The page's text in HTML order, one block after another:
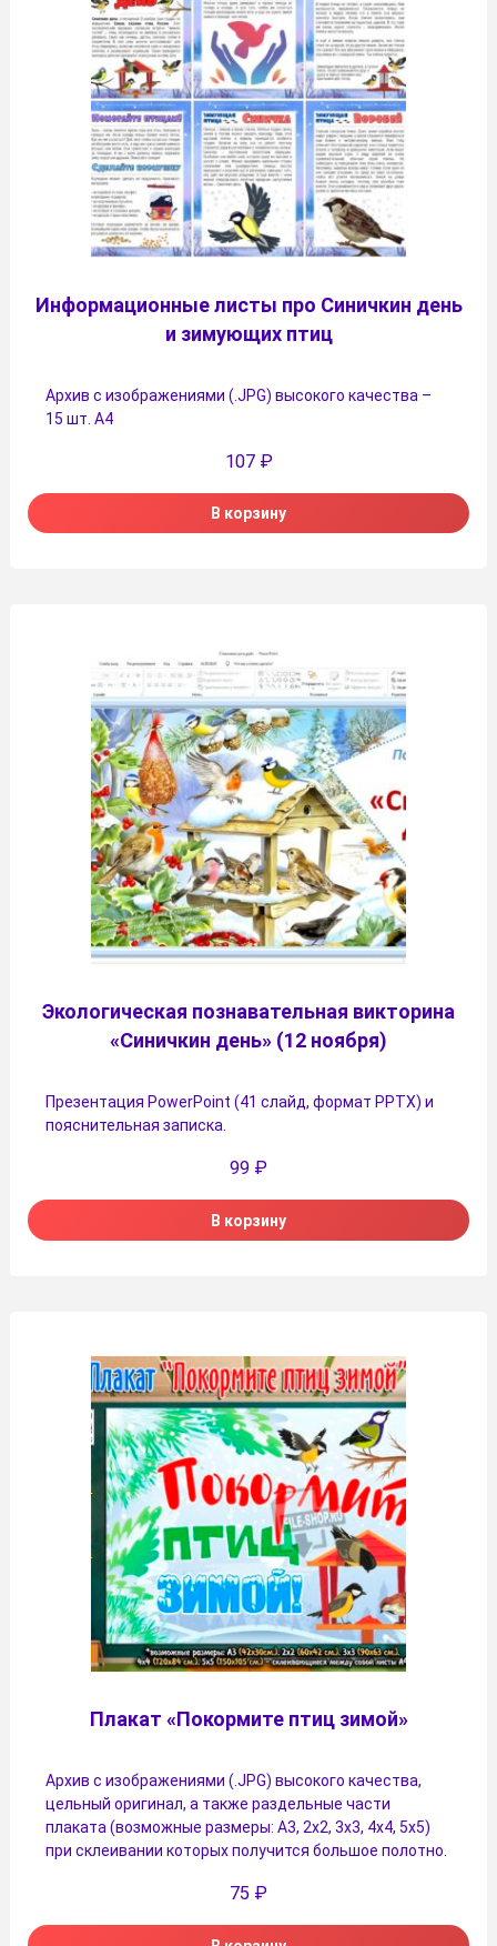
Информационные листы про Синичкин день
и зимующих птиц
Архив с изображениями (.JPG) высокого качества –
15 шт. А4
107 ₽
В корзину
Экологическая познавательная викторина
«Синичкин день» (12 ноября)
Презентация PowerPoint (41 слайд, формат PPTX) и
пояснительная записка.
99 ₽
В корзину
Плакат «Покормите птиц зимой»
Архив с изображениями (.JPG) высокого качества,
цельный оригинал, а также раздельные части
плаката (возможные размеры: А3, 2х2, 3х3, 4х4, 5х5)
при склеивании которых получится большое полотно.
75 ₽